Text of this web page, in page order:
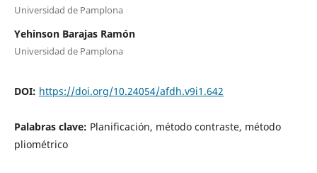
Universidad de Pamplona
Yehinson Barajas Ramón
Universidad de Pamplona
DOI: https://doi.org/10.24054/afdh.v9i1.642
Palabras clave: Planificación, método contraste, método
pliométrico